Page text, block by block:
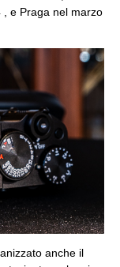
, e Praga nel marzo
anche il